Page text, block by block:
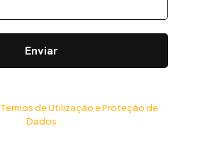
Termos de Utilização e Proteção de
Dados